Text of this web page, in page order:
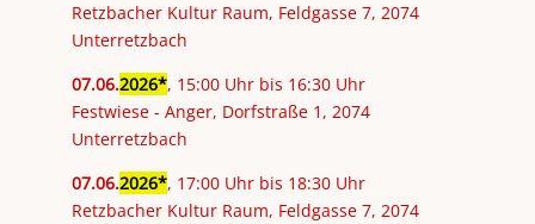
Retzbacher Kultur Raum, Feldgasse 7, 2074
Unterretzbach
07.06.2026 , 15:00 Uhr bis 16:30 Uhr
Festwiese - Anger, Dorfstraße 1, 2074
Unterretzbach
07.06.2026 , 17:00 Uhr bis 18:30 Uhr
Retzbacher Kultur Raum, Feldgasse 7, 2074